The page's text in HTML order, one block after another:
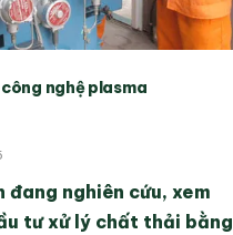
nghệ plasma
đang nghiên cứu, xem
tư xử lý chất thải bằng